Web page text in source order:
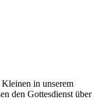
Kleinen in unserem
den Gottesdienst über